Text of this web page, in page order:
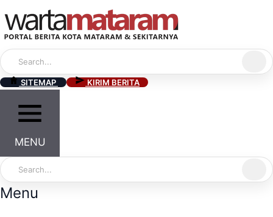
to
content
SITEMAP KIRIM BERITA
MENU
Menu